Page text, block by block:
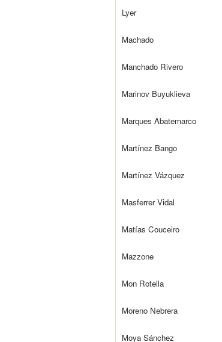
Lyer
Machado
Manchado Rivero
Marinov Buyuklieva
Marques Abatemarco
Martínez Bango
Martínez Vázquez
Masferrer Vidal
Matías Couceiro
Mazzone
Mon Rotella
Moreno Nebrera
Moya Sánchez